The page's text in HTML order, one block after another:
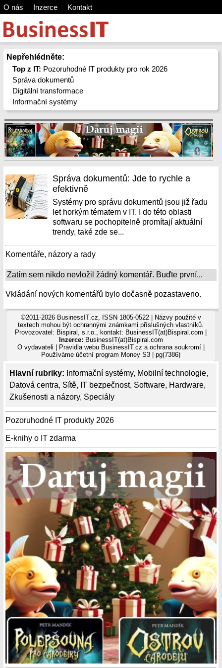
O nás Inzerce Kontakt
Nepřehlédněte:
Top z IT: Pozoruhodné IT produkty pro rok 2026
Správa dokumentů
Digitální transformace
Informační systémy
Hlavní rubriky: Informační systémy, Mobilní technologie,
Datová centra, Sítě, IT bezpečnost, Software, Hardware,
Zkušenosti a názory, Speciály
Pozoruhodné IT produkty 2026
E-knihy o IT zdarma
Správa dokumentů: Jde to rychle a
efektivně
Systémy pro správu dokumentů jsou již řadu
let horkým tématem v IT. I do této oblasti
softwaru se pochopitelně promítají aktuální
trendy, také zde se...
Komentáře, názory a rady
Zatím sem nikdo nevložil žádný komentář. Buďte první...
Vkládání nových komentářů bylo dočasně pozastaveno.
©2011-2026 BusinessIT.cz, ISSN 1805-0522 | Názvy použité v
textech mohou být ochrannými známkami příslušných vlastníků.
Provozovatel: Bispiral, s.r.o., kontakt: BusinessIT(at)Bispiral.com |
Inzerce: BusinessIT(at)Bispiral.com
O vydavateli
Pravidla webu BusinessIT.cz a ochrana soukromí|
Používámeúčetní program Money S3 | pg(7386)